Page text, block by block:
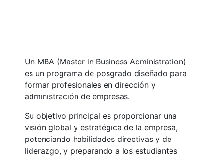
Un MBA (Master in Business Administration)
es un programa de posgrado diseñado para
formar profesionales en dirección y
administración de empresas.
Su objetivo principal es proporcionar una
visión global y estratégica de la empresa,
potenciando habilidades directivas y de
liderazgo, y preparando a los estudiantes